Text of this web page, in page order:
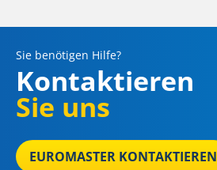
Sie benötigen Hilfe?
Kontaktieren
Sie uns
EUROMASTER KONTAKTIEREN